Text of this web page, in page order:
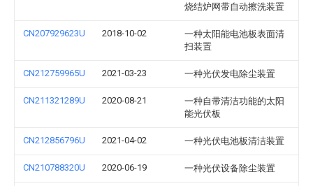
烧结炉网带自动擦洗装置
CN207929623U 2018-10-02
一种太阳能电池板表面清
扫装置
CN212759965U 2021-03-23 一种光伏发电除尘装置
CN211321289U 2020-08-21
一种自带清洁功能的太阳
能光伏板
CN212856796U 2021-04-02 一种光伏电池板清洁装置
CN210788320U 2020-06-19 一种光伏设备除尘装置